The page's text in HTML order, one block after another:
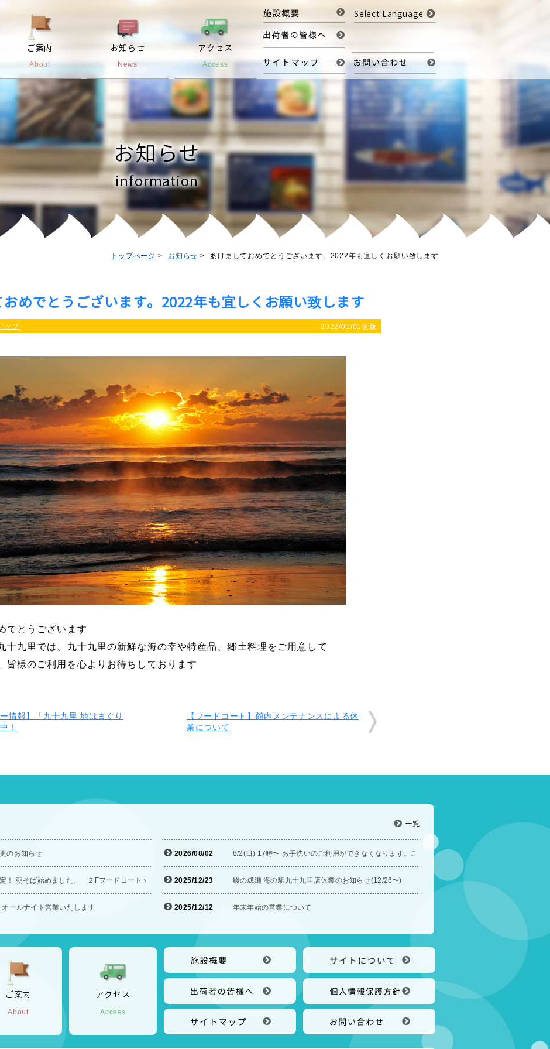
Select Language
ご案内
About
お知らせ
News
アクセス
Access
お知らせ
information
トップページ お知らせ あけましておめでとうございます。2022年も宜しくお願い致します
めでとうございます。2022年も宜しくお願い致します
ップ 2022/01/01更新
でとうございます
十九里では、九十九里の新鮮な海の幸や特産品、郷土料理をご用意して
皆様のご利用を心よりお待ちしております
ー情報】「九十九里 地はまぐり
！
【フードコート】館内メンテナンスによる休
業について
一覧
のお知らせ 2026/08/02 8/2(日) 17時〜 お手洗いのご利用ができなくなります。ご迷惑をおかけいたします。
！ 朝そば始めました。 ２Fフードコート ずっと蕎麦に2025/12/23 鰻の成瀬 海の駅九十九里店休業のお知らせ(12/26〜)
ールナイト営業いたします 2025/12/12 年末年始の営業について
ご案内
About
アクセス
Access